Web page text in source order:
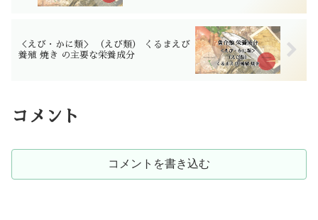
＜えび・かに類＞ （えび類） くるまえび
養殖 焼き の主要な栄養成分
コメント
コメントを書き込む